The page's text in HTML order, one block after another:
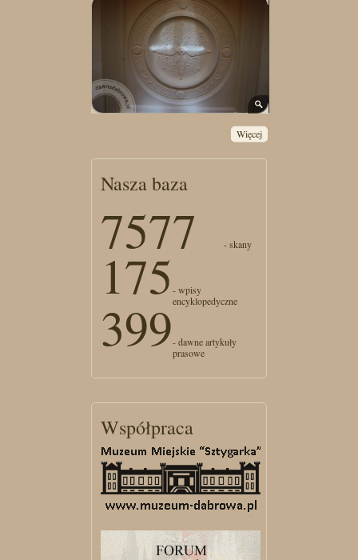
Więcej
Nasza baza
7577 - skany
175- wpisy
encyklopedyczne
399- dawne artykuły
prasowe
Współpraca